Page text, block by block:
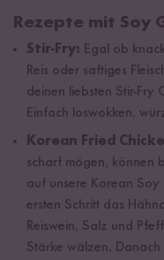
Rezepte mit Soy
Stir-Fry: Egal ob
Reis oder saftiges
deinen liebsten Stir-Fry
Einfach loswokken,
Korean Fried
scharf mögen, können
auf unsere Korean
ersten Schritt das
Reiswein, Salz und
Stärke wälzen.